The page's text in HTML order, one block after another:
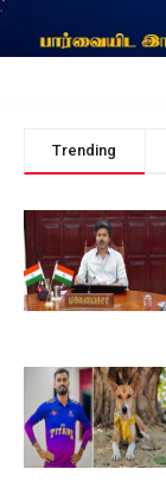
Trending